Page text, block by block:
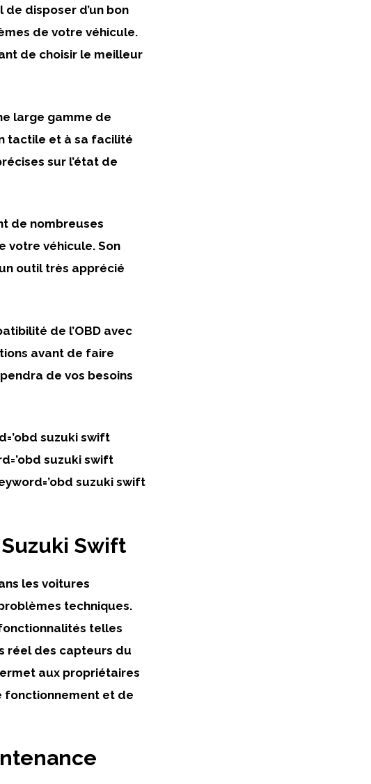
disposer d’un bon
de votre véhicule.
de choisir le meilleur
large gamme de
tactile et à sa facilité
sur l’état de
de nombreuses
votre véhicule. Son
outil très apprécié
de l’OBD avec
avant de faire
de vos besoins
suzuki swift
suzuki swift
suzuki swift
Swift
les voitures
techniques.
telles
réel des capteurs du
aux propriétaires
fonctionnement et de